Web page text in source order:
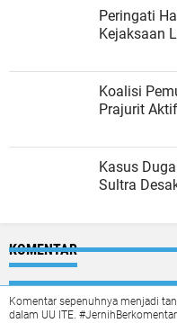
Peringati
Kejaksaan
Koalisi
Prajurit
Kasus
Sultra
KOMENTAR
Komentar sepenuhnya menjadi
dalam UU ITE. #JernihBerkomentar